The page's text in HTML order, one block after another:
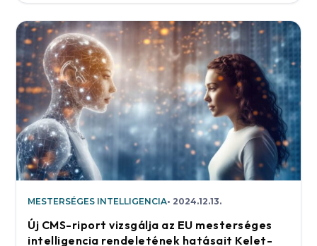
MESTERSÉGES INTELLIGENCIA 2024.12.13.
Új CMS-riport vizsgálja az EU mesterséges
intelligencia rendeletének hatásait Kelet-